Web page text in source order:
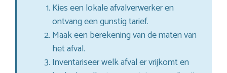
Kies een lokale afvalverwerker en
ontvang een gunstig tarief.
Maak een berekening van de maten van
het afval.
Inventariseer welk afval er vrijkomt en